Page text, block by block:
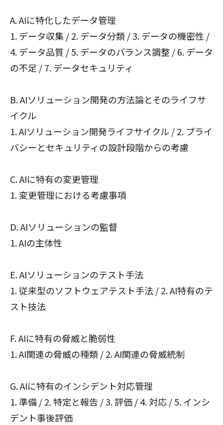
A. AIに特化したデータ管理
1. データ収集 / 2. データ分類 / 3. データの機密性 /
4. データ品質 / 5. データのバランス調整 / 6. データ
の不足 / 7. データセキュリティ
B. AIソリューション開発の方法論とそのライフサ
イクル
1. AIソリューション開発ライフサイクル / 2. プライ
バシーとセキュリティの設計段階からの考慮
C. AIに特有の変更管理
1. 変更管理における考慮事項
D. AIソリューションの監督
1. AIの主体性
E. AIソリューションのテスト手法
1. 従来型のソフトウェアテスト手法 / 2. AI特有のテ
スト技法
F. AIに特有の脅威と脆弱性
1. AI関連の脅威の種類 / 2. AI関連の脅威統制
G. AIに特有のインシデント対応管理
1. 準備 / 2. 特定と報告 / 3. 評価 / 4. 対応 / 5. インシ
デント事後評価